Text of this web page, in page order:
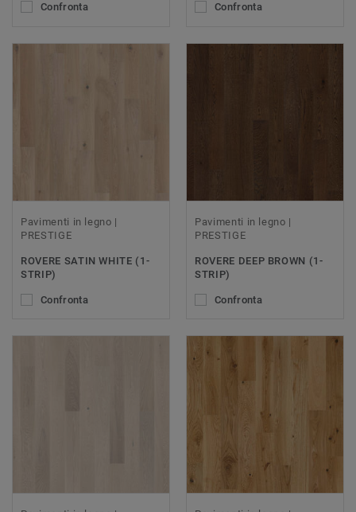
Confronta Confronta
Pavimenti in legno |
PRESTIGE
ROVERE SATIN WHITE (1-
STRIP)
Confronta
Pavimenti in legno |
PRESTIGE
ROVERE DEEP BROWN (1-
STRIP)
Confronta